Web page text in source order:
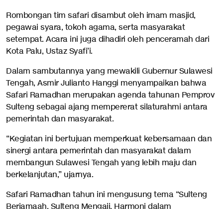
Rombongan tim safari disambut oleh imam masjid,
pegawai syara, tokoh agama, serta masyarakat
setempat. Acara ini juga dihadiri oleh penceramah dari
Kota Palu, Ustaz Syafi’i.
Dalam sambutannya yang mewakili Gubernur Sulawesi
Tengah, Asmir Julianto Hanggi menyampaikan bahwa
Safari Ramadhan merupakan agenda tahunan Pemprov
Sulteng sebagai ajang mempererat silaturahmi antara
pemerintah dan masyarakat.
“Kegiatan ini bertujuan memperkuat kebersamaan dan
sinergi antara pemerintah dan masyarakat dalam
membangun Sulawesi Tengah yang lebih maju dan
berkelanjutan,” ujarnya.
Safari Ramadhan tahun ini mengusung tema “Sulteng
Berjamaah, Sulteng Mengaji, Harmoni dalam